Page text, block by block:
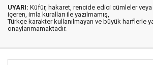
UYARI: Küfür, hakaret, rencide edici cümleler veya
içeren, imla kuralları ile yazılmamış,
Türkçe karakter kullanılmayan ve büyük harflerle
onaylanmamaktadır.